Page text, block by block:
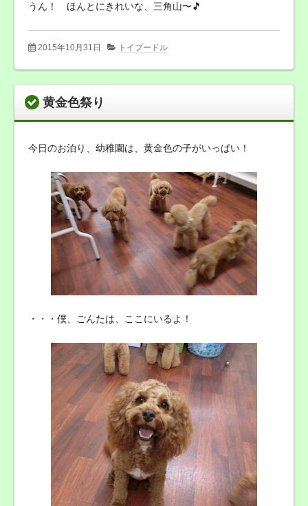
うん！ ほんとにきれいな、三角山〜🎵
2015年10月31日 トイプードル
黄金色祭り
今日のお泊り、幼稚園は、黄金色の子がいっぱい！
・・・僕、ごんたは、ここにいるよ！